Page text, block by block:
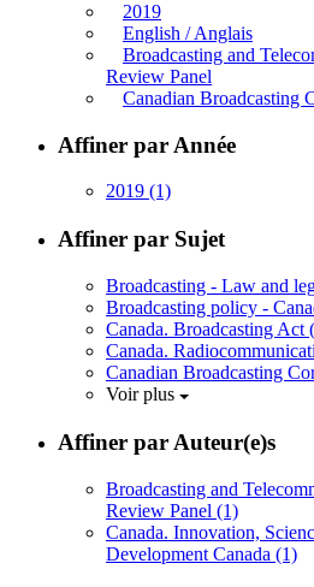
2019
English / Anglais
Broadcasting and
Review Panel
Canadian Broadcasting
Affiner par Année
2019 (1)
Affiner par Sujet
Broadcasting - Law and
Broadcasting policy -
Canada. Broadcasting Act
Canada.
Canadian Broadcasting
Voir plus
Affiner par Auteur(e)s
Broadcasting and
Review Panel (1)
Canada. Innovation,
Development Canada (1)